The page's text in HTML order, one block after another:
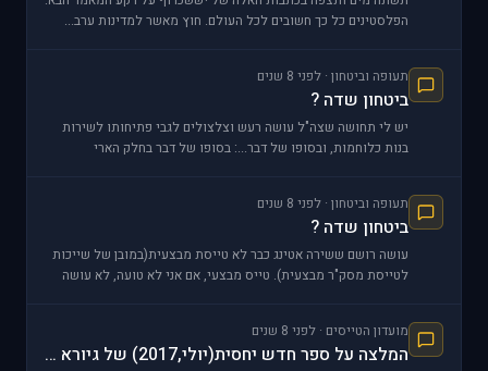
הפלסטינים כל כך חשובים לכל העולם. חוץ מאשר למדינות ערב...
תעופה וביטחון · לפני 8 שנים
ביטחון שדה ?
יש לי תחושה שצה"ל עושה רעש וצלצולים לגבי פתיחותו לשירות
בנות כלוחמות, ובסופו של דבר...: בסופו של דבר בחלק הארי
תעופה וביטחון · לפני 8 שנים
ביטחון שדה ?
עושה רושם ששירה אטינג כבר לא טייסת מבצעית(במובן של שייכות
לטייסת מסק"ר מבצעית). טייס מבצעי, אם אני לא טועה, לא עושה
מועדון הטייסים · לפני 8 שנים
המלצה על ספר חדש יחסית(יולי,2017) של גיורא אפשטיין